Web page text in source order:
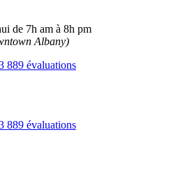
de 7h am à 8h pm
Albany)
889 évaluations
889 évaluations